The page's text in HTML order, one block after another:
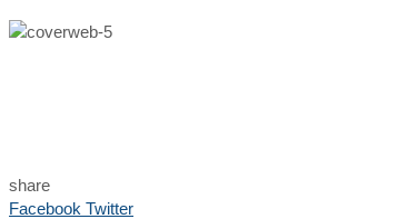
share
Facebook TwitterPrint
Share